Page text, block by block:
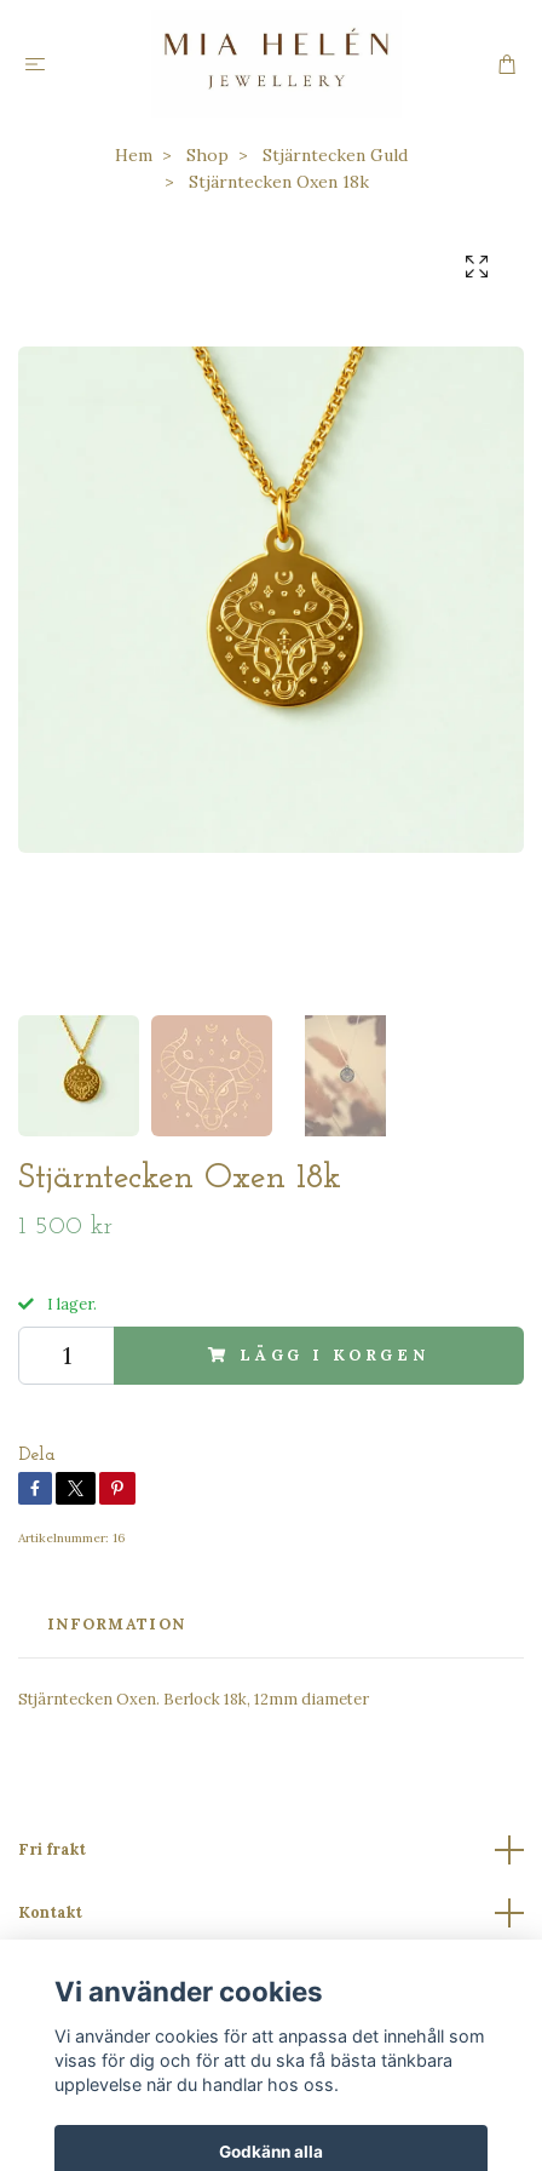
Hem Shop
Stjärntecken Guld
Stjärntecken Oxen 18k
Stjärntecken Oxen 18k
1 500 kr
I lager.
LÄGG I KORGEN
Dela
Artikelnummer: 16
INFORMATION
Stjärntecken Oxen. Berlock 18k, 12mm diameter
Fri frakt
Kontakt
Sociala medier
Vi använder cookies
Vi använder cookies för att anpassa det innehåll som
visas för dig och för att du ska få bästa tänkbara
upplevelse när du handlar hos oss.
Godkänn alla